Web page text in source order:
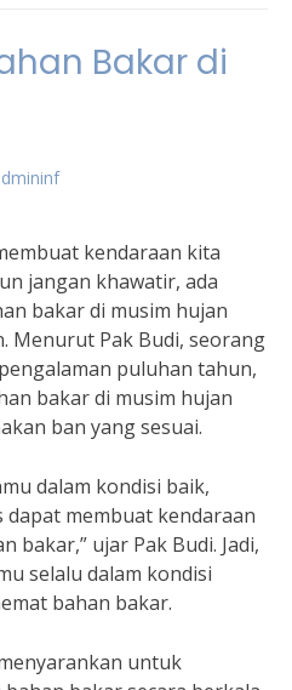
Bakar di
kendaraan kita
jangan khawatir, ada
bakar di musim hujan
Menurut Pak Budi, seorang
puluhan tahun,
bakar di musim hujan
ban yang sesuai.
dalam kondisi baik,
membuat kendaraan
bakar,” ujar Pak Budi. Jadi,
selalu dalam kondisi
bahan bakar.
untuk